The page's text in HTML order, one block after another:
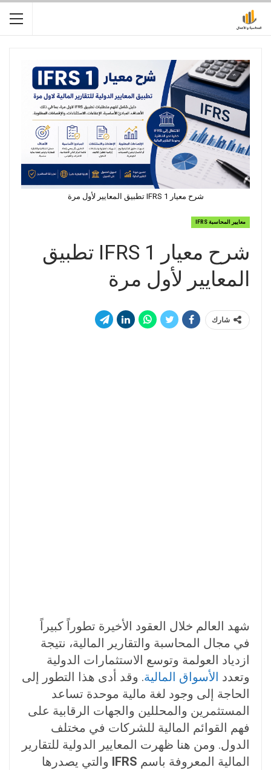
شرح معيار IFRS 1 تطبيق المعايير لأول مرة
معايير المحاسبة IFRS
شرح معيار IFRS 1 تطبيق
المعايير لأول مرة
شارك
شهد العالم خلال العقود الأخيرة تطوراً كبيراً
في مجال المحاسبة والتقارير المالية، نتيجة
ازدياد العولمة وتوسع الاستثمارات الدولية
وتعدد الأسواق المالية. وقد أدى هذا التطور إلى
الحاجة إلى وجود لغة مالية موحدة تساعد
المستثمرين والمحللين والجهات الرقابية على
فهم القوائم المالية للشركات في مختلف
الدول. ومن هنا ظهرت المعايير الدولية للتقارير
المالية المعروفة باسم IFRS والتي يصدرها